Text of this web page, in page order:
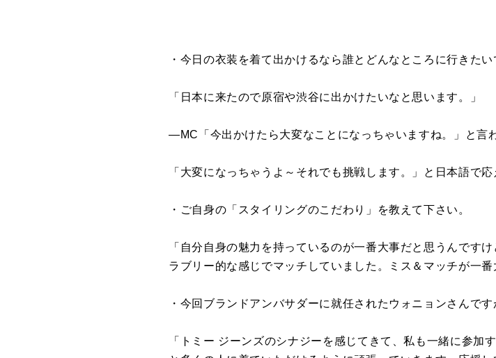
・今日の衣装を着て出かけるなら誰とどんなところに行きた
「日本に来たので原宿や渋谷に出かけたいなと思います。」
―MC「今出かけたら大変なことになっちゃいますね。」と言
「大変になっちゃうよ～それでも挑戦します。」と日本語で応
・ご自身の「スタイリングのこだわり」を教えて下さい。
「自分自身の魅力を持っているのが一番大事だと思うんです
ラブリー的な感じでマッチしていました。ミス＆マッチが一番
・今回ブランドアンバサダーに就任されたウォニョンさんで
「トミー ジーンズのシナジーを感じてきて、私も一緒に参加